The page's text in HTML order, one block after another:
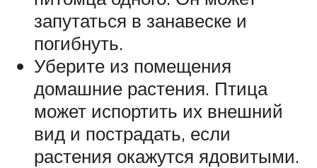
запутаться в занавеске и
погибнуть.
Уберите из помещения
домашние растения. Птица
может испортить их внешний
вид и пострадать, если
растения окажутся ядовитыми.